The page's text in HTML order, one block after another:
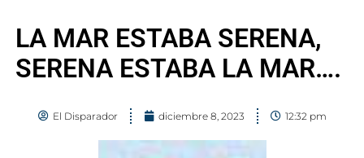
LA MAR ESTABA SERENA,
SERENA ESTABA LA MAR….
El Disparador diciembre 8, 2023 12:32 pm